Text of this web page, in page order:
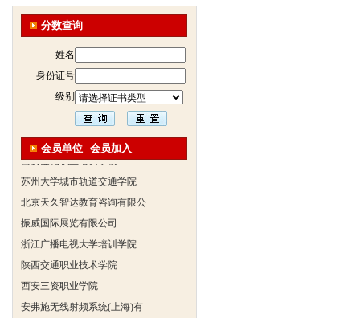
分数查询
姓名
身份证号
级别
会员单位 会员加入
达诺巴特集团（中国）
欧姆龙自动化（中国）有限公
中铁隧道勘测设计院有限公司
克诺尔车辆设备（苏州）有限
深圳达实智能股份有限公司
北京市交通学校
西安金铭职业培训学校
北京天久智达教育咨询有限公